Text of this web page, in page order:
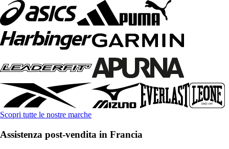
Scopri tutte le nostre marche
Assistenza post-vendita in Francia